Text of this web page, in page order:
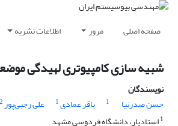
صفحه اصلی مرور اطلاعات نشریه
شبیه سازی کامپیوتری لهیدگی
نویسندگان
حسن صدرنیا
1 باقر عمادی1 علی رجبی‌پور2
1استادیار، دانشگاه فردوسی مشهد